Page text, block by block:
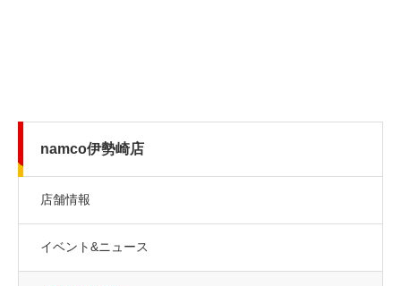
namco伊勢崎店
店舗情報
イベント&ニュース